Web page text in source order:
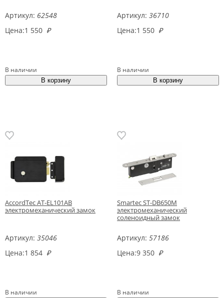
Артикул: 62548
Цена:1 550 ₽
В наличии
Артикул: 36710
Цена:1 550 ₽
В наличии
AccordTec AT-EL101AB
электромеханический замок
Артикул: 35046
Цена:1 854 ₽
В наличии
Smartec ST-DB650M
электромеханический
соленоидный замок
Артикул: 57186
Цена:9 350 ₽
В наличии